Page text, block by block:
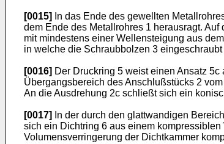
[0015]
In das Ende des gewellten
dem Ende des Metallrohres 1 herausragt.
mit mindestens einer Wellensteigung aus
in welche die Schraubbolzen 3 eingeschraubt
[0016] Der Druckring 5 weist einen Ansatz
Übergangsbereich des Anschlußstücks 2
An die Ausdrehung 2c schließt sich ein
[0017]
In der durch den glattwandigen
sich ein Dichtring 6 aus einem
Volumensverringerung der Dichtkammer